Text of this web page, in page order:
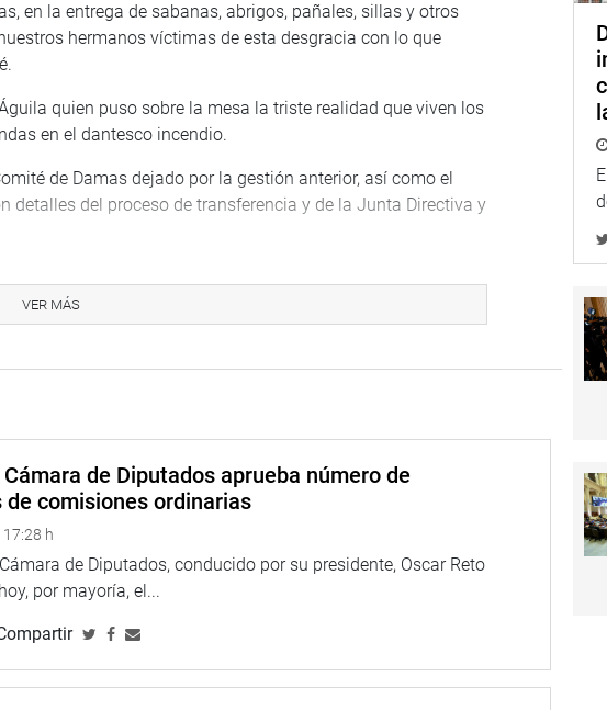
en la entrega de sabanas, abrigos, pañales, sillas y otros
hermanos víctimas de esta desgracia con lo que
quien puso sobre la mesa la triste realidad que viven los
en el dantesco incendio.
de Damas dejado por la gestión anterior, así como el
detalles del proceso de transferencia y de la Junta Directiva y
web y redes sociales.
congresoperu>
http://www.youtube.com/congresoperu
<https://soundcloud.com/radiocongreso
VER MÁS
de Diputados aprueba número de
comisiones ordinarias
h
de Diputados, conducido por su presidente, Oscar Reto
por mayoría, el...